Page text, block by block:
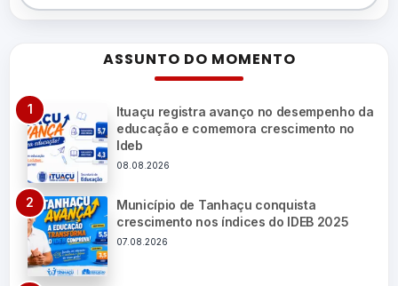
ASSUNTO DO MOMENTO
Ituaçu registra avanço no desempenho da
educação e comemora crescimento no
Ideb
08.08.2026
Município de Tanhaçu conquista
crescimento nos índices do IDEB 2025
07.08.2026